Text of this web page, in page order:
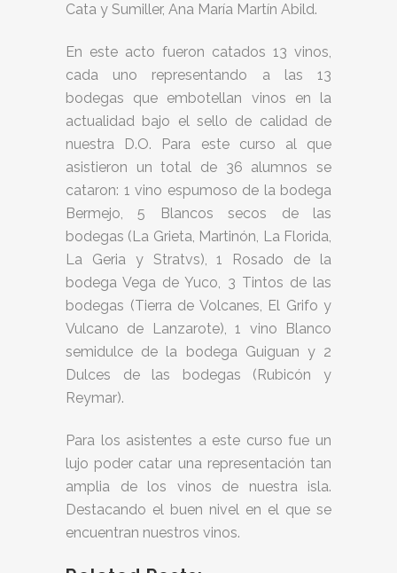
Cata y Sumiller, Ana María Martín Abild.
En este acto fueron catados 13 vinos,
cada uno representando a las 13
bodegas que embotellan vinos en la
actualidad bajo el sello de calidad de
nuestra D.O. Para este curso al que
asistieron un total de 36 alumnos se
cataron: 1 vino espumoso de la bodega
Bermejo, 5 Blancos secos de las
bodegas (La Grieta, Martinón, La Florida,
La Geria y Stratvs), 1 Rosado de la
bodega Vega de Yuco, 3 Tintos de las
bodegas (Tierra de Volcanes, El Grifo y
Vulcano de Lanzarote), 1 vino Blanco
semidulce de la bodega Guiguan y 2
Dulces de las bodegas (Rubicón y
Reymar).
Para los asistentes a este curso fue un
lujo poder catar una representación tan
amplia de los vinos de nuestra isla.
Destacando el buen nivel en el que se
encuentran nuestros vinos.